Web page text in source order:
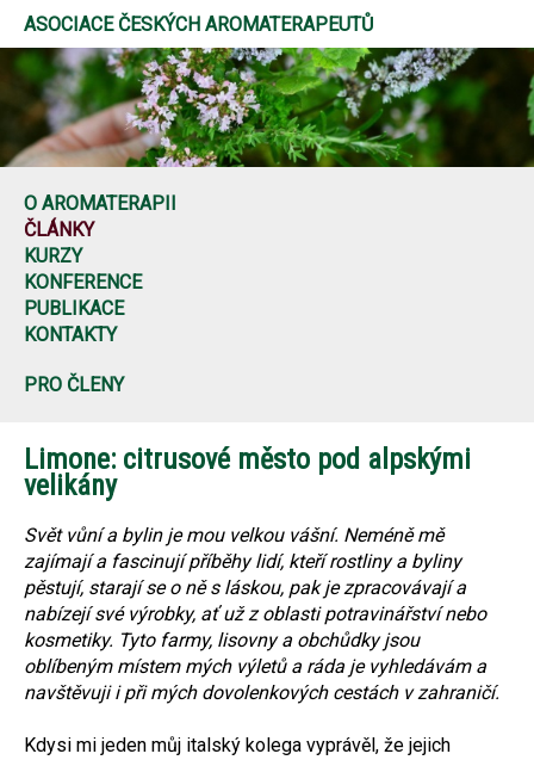
ASOCIACE ČESKÝCH AROMATERAPEUTŮ
O AROMATERAPII
ČLÁNKY
KURZY
KONFERENCE
PUBLIKACE
KONTAKTY
PRO ČLENY
Limone: citrusové město pod alpskými
velikány
Svět vůní a bylin je mou velkou vášní. Neméně mě
zajímají a fascinují příběhy lidí, kteří rostliny a byliny
pěstují, starají se o ně s láskou, pak je zpracovávají a
nabízejí své výrobky, ať už z oblasti potravinářství nebo
kosmetiky. Tyto farmy, lisovny a obchůdky jsou
oblíbeným místem mých výletů a ráda je vyhledávám a
navštěvuji i při mých dovolenkových cestách v zahraničí.
Kdysi mi jeden můj italský kolega vyprávěl, že jejich